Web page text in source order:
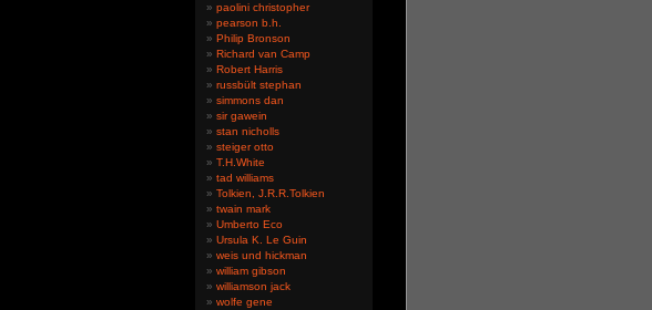
paolini christopher
pearson b.h.
Philip Bronson
Richard van Camp
Robert Harris
russbült stephan
simmons dan
sir gawein
stan nicholls
steiger otto
T.H.White
tad williams
Tolkien, J.R.R.Tolkien
twain mark
Umberto Eco
Ursula K. Le Guin
weis und hickman
william gibson
williamson jack
wolfe gene